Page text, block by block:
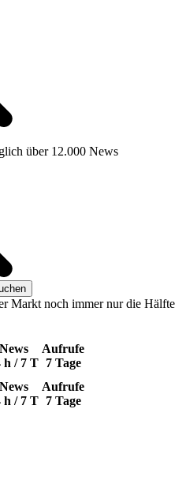
über 12.000 News
Markt noch immer nur die Hälfte
News
h / 7 T
Aufrufe
7 Tage
News
h / 7 T
Aufrufe
7 Tage